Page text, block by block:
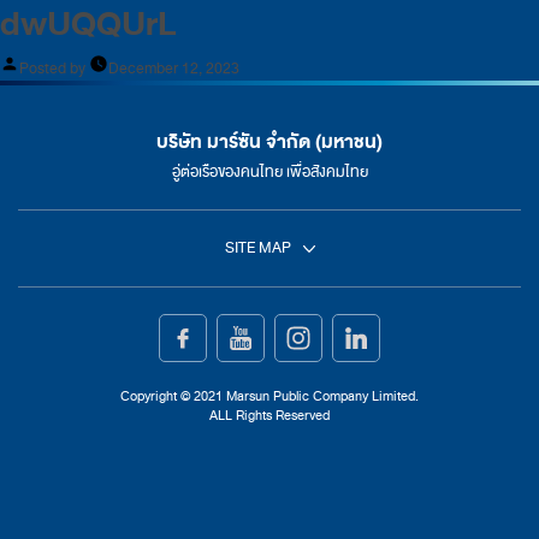
dwUQQUrL
Posted by December 12, 2023
บริษัท มาร์ซัน จำกัด (มหาชน)
อู่ต่อเรือของคนไทย เพื่อสังคมไทย
SITE MAP
หน้าแรก
Copyright © 2021 Marsun Public Company Limited.
ALL Rights Reserved